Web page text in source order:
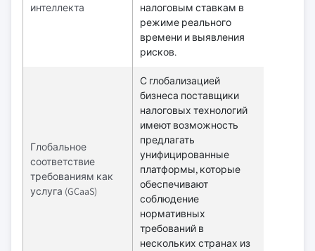
интеллекта
налоговым ставкам в
режиме реального
времени и выявления
рисков.
Глобальное
соответствие
требованиям как
услуга (GCaaS)
С глобализацией
бизнеса поставщики
налоговых технологий
имеют возможность
предлагать
унифицированные
платформы, которые
обеспечивают
соблюдение
нормативных
требований в
нескольких странах из